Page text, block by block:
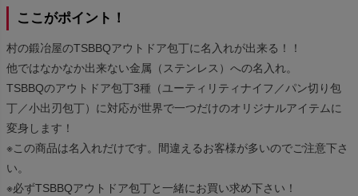
ここがポイント！
村の鍛冶屋のTSBBQアウトドア包丁に名入れが出来る！！
他ではなかなか出来ない金属（ステンレス）への名入れ。
TSBBQのアウトドア包丁3種（ユーティリティナイフ／パン切り包
丁／小出刃包丁）に対応が世界で一つだけのオリジナルアイテムに
変身します！
※この商品は名入れだけです。間違えるお客様が多いのでご注意下さ
い。
※必ずTSBBQアウトドア包丁と一緒にお買い求め下さい！